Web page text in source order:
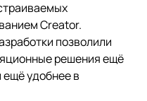
Creator.
позволили
решения ещё
ещё удобнее в